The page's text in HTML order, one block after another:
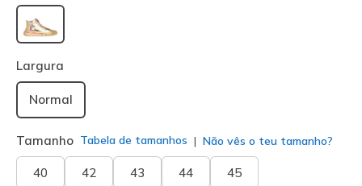
selecionado
Largura
Normal
Tamanho Tabela de tamanhos Não vês o teu tamanho?
40 42 43 44 45